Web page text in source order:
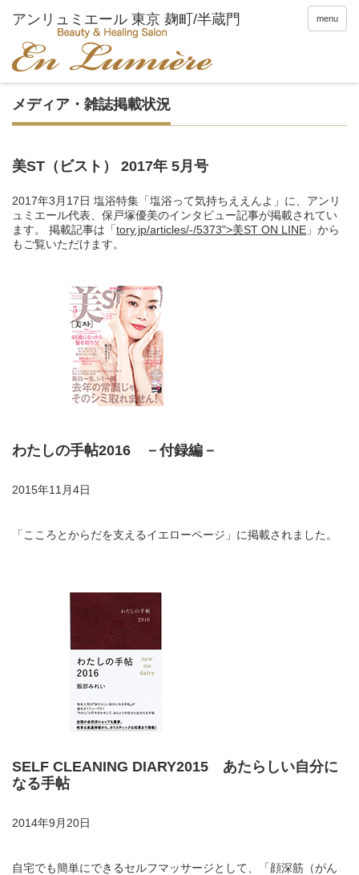
menu
メディア・雑誌掲載状況
美ST（ビスト） 2017年 5月号
2017年3月17日 塩浴特集「塩浴って気持ちええんよ」に、アンリ
ュミエール代表、保戸塚優美のインタビュー記事が掲載されてい
ます。 掲載記事は「tory.jp/articles/-/5373">美ST ON LINE 」から
もご覧いただけます。
わたしの手帖2016 －付録編－
2015年11月4日
「こころとからだを支えるイエローページ」に掲載されました。
SELF CLEANING DIARY2015 あたらしい自分に
なる手帖
2014年9月20日
自宅でも簡単にできるセルフマッサージとして、「顔深筋（がん